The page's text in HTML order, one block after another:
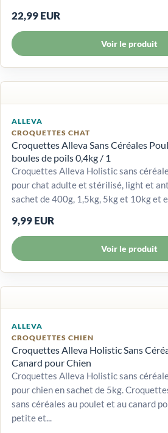
22,99 EUR
Voir le produit
ALLEVA
CROQUETTES CHAT
Croquettes Alleva Sans Céréales
boules de poils 0,4kg / 1
Croquettes Alleva Holistic sans
pour chat adulte et stérilisé, light et
sachet de 400g, 1,5kg, 5kg et 10kg et
9,99 EUR
Voir le produit
ALLEVA
CROQUETTES CHIEN
Croquettes Alleva Holistic Sans
Canard pour Chien
Croquettes Alleva Holistic sans
pour chien en sachet de 5kg.
sans céréales au poulet et au canard
petite et...